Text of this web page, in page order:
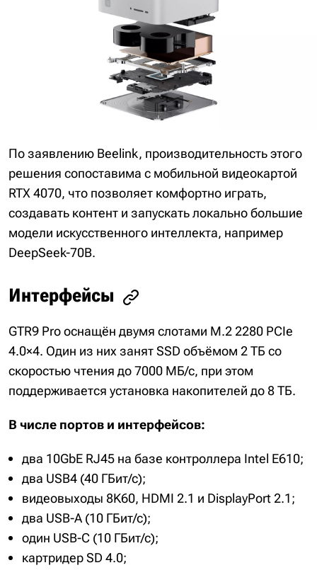
По заявлению Beelink, производительность этого
решения сопоставима с мобильной видеокартой
RTX 4070, что позволяет комфортно играть,
создавать контент и запускать локально большие
модели искусственного интеллекта, например
DeepSeek-70B.
Интерфейсы
GTR9 Pro оснащён двумя слотами M.2 2280 PCIe
4.0×4. Один из них занят SSD объёмом 2 ТБ со
скоростью чтения до 7000 МБ/с, при этом
поддерживается установка накопителей до 8 ТБ.
В числе портов и интерфейсов:
два 10GbE RJ45 на базе контроллера Intel E610;
два USB4 (40 ГБит/с);
видеовыходы 8K60, HDMI 2.1 и DisplayPort 2.1;
два USB-A (10 ГБит/с);
один USB-C (10 ГБит/с);
картридер SD 4.0;